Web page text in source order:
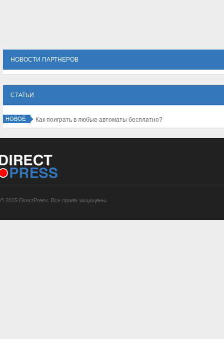
НОВОСТИ ПАРТНЕРОВ
СТАТЬИ
НОВОЕ Как поиграть в любые автоматы бесплатно?
© 2015 DirectPress. Все права защищены.